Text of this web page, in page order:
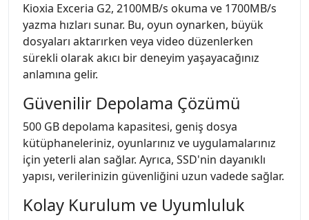
Kioxia Exceria G2, 2100MB/s okuma ve 1700MB/s
yazma hızları sunar. Bu, oyun oynarken, büyük
dosyaları aktarırken veya video düzenlerken
sürekli olarak akıcı bir deneyim yaşayacağınız
anlamına gelir.
Güvenilir Depolama Çözümü
500 GB depolama kapasitesi, geniş dosya
kütüphaneleriniz, oyunlarınız ve uygulamalarınız
için yeterli alan sağlar. Ayrıca, SSD'nin dayanıklı
yapısı, verilerinizin güvenliğini uzun vadede sağlar.
Kolay Kurulum ve Uyumluluk